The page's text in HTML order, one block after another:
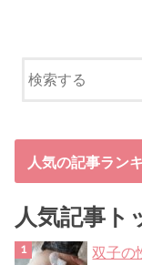
人気の記事ラン
人気記事ト
双子の